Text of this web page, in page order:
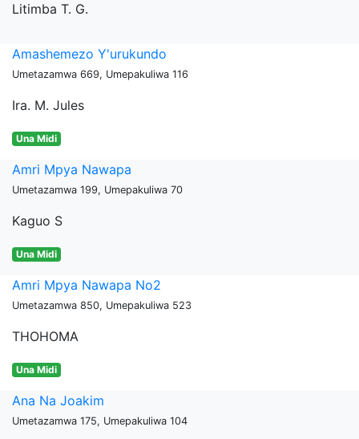
Litimba T. G.
Amashemezo Y'urukundo
Umetazamwa 669, Umepakuliwa 116
Ira. M. Jules
Una Midi
Amri Mpya Nawapa
Umetazamwa 199, Umepakuliwa 70
Kaguo S
Una Midi
Amri Mpya Nawapa No2
Umetazamwa 850, Umepakuliwa 523
THOHOMA
Una Midi
Ana Na Joakim
Umetazamwa 175, Umepakuliwa 104